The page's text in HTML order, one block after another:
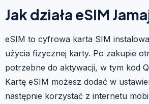
Jak działa eSIM
eSIM to cyfrowa karta SIM
użycia fizycznej karty. Po zakupie
potrzebne do aktywacji, w tym kod
Kartę eSIM możesz dodać w
następnie korzystać z internetu